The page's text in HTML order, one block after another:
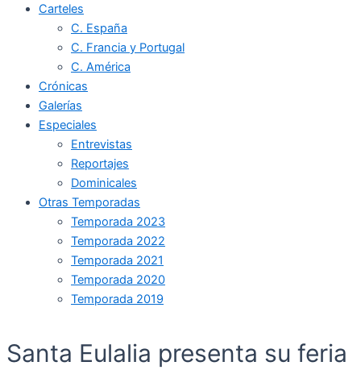
Carteles
C. España
C. Francia y Portugal
C. América
Crónicas
Galerías
Especiales
Entrevistas
Reportajes
Dominicales
Otras Temporadas
Temporada 2023
Temporada 2022
Temporada 2021
Temporada 2020
Temporada 2019
Santa Eulalia presenta su feria